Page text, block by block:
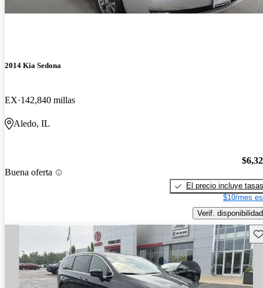
2014 Kia Sedona
EX 142,840 millas
Aledo, IL
Buena oferta
El precio incluye tasas
$10/mes
Verif. disponibilidad